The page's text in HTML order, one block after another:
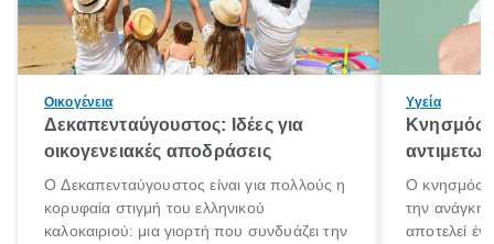
Οικογένεια
Δεκαπενταύγουστος: Ιδέες για
οικογενειακές αποδράσεις
Ο Δεκαπενταύγουστος είναι για πολλούς η
κορυφαία στιγμή του ελληνικού
καλοκαιριού: μια γιορτή που συνδυάζει την
Υγεία
Κνησμός:
Ο κνησμός
την ανάγκη
αποτελεί